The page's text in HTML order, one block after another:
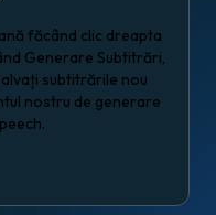
făcând clic dreapta
Generare Subtitrări,
subtitrările nou
nostru de generare